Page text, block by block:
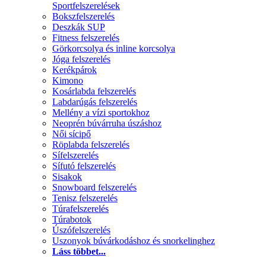
Sportfelszerelések
Bokszfelszerelés
Deszkák SUP
Fitness felszerelés
Görkorcsolya és inline korcsolya
Jóga felszerelés
Kerékpárok
Kimono
Kosárlabda felszerelés
Labdarúgás felszerelés
Mellény a vízi sportokhoz
Neoprén búvárruha úszáshoz
Női sícipő
Röplabda felszerelés
Sífelszerelés
Sífutó felszerelés
Sisakok
Snowboard felszerelés
Tenisz felszerelés
Túrafelszerelés
Túrabotok
Úszófelszerelés
Uszonyok búvárkodáshoz és snorkelinghez
Láss többet...